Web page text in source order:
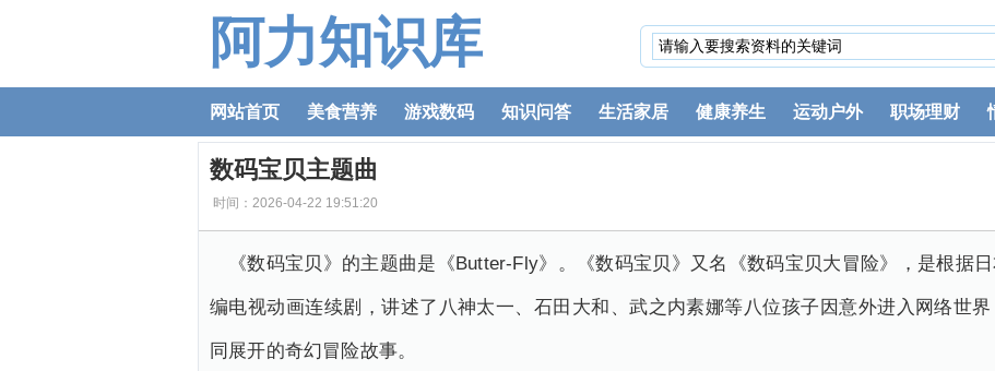
阿力知识库
网站首页 美食营养 游戏数码 知识问答 生活家居 健康养生 运动户外 职场理财
数码宝贝主题曲
时间：2026-04-22 19:51:20
《数码宝贝》的主题曲是《Butter-Fly》。《数码宝贝》又名《数码宝贝大冒险》，是根据
编电视动画连续剧，讲述了八神太一、石田大和、武之内素娜等八位孩子因意外进入网络世
同展开的奇幻冒险故事。